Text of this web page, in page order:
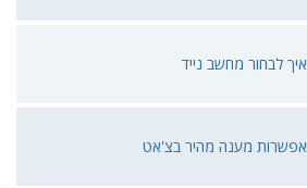
איך לבחור מחשב נייד
אפשרות מענה מהיר בצ'אט